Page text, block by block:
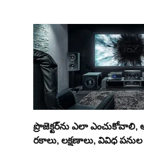
ప్రొజెక్టర్‌ను ఎలా ఎంచుకోవాలి,
రకాలు, లక్షణాలు, వివిధ